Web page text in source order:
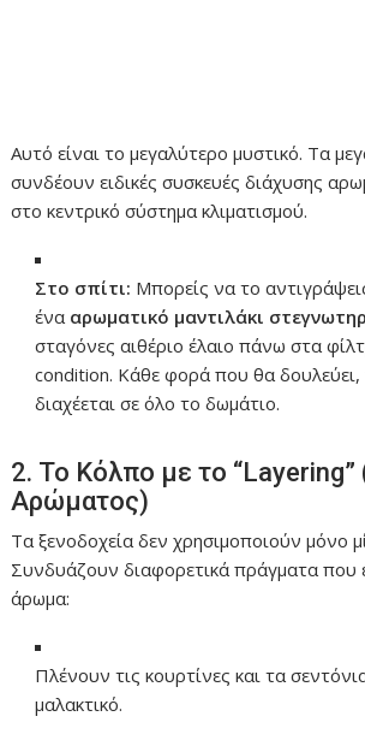
Αυτό είναι το μεγαλύτερο μυστικό. Τα
συνδέουν ειδικές συσκευές διάχυσης
στο κεντρικό σύστημα κλιματισμού.
Στο σπίτι: Μπορείς να το
ένα αρωματικό μαντιλάκι
σταγόνες αιθέριο έλαιο πάνω στα
condition. Κάθε φορά που θα
διαχέεται σε όλο το δωμάτιο.
2. Το Κόλπο με το
Αρώματος)
Τα ξενοδοχεία δεν χρησιμοποιούν μόνο
Συνδυάζουν διαφορετικά πράγματα που
άρωμα:
Πλένουν τις κουρτίνες και τα
μαλακτικό.